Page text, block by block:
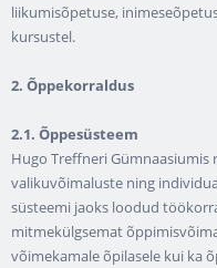
liikumisõpetuse,
kursustel.
2. Õppekorraldus
2.1. Õppesüsteem
Hugo Treffneri
valikuvõimaluste ning
süsteemi jaoks loodud
mitmekülgsemat
võimekamale õpilasele kui ka